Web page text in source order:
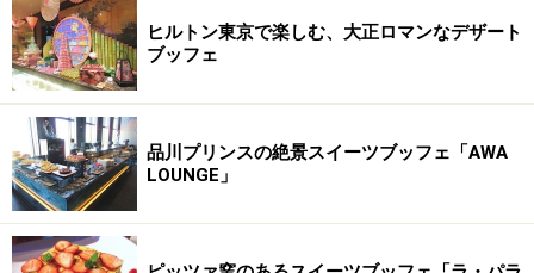
開業当時のメニュー表紙は、海賊のバイキングを意識したイ
ラスト
当時の帝国ホテル支配人である犬丸徹三氏から命が下っ
たとは、力の入れようが感じられる。当時から本格的な
欧風料理を提供していた。
ヒルトン東京で楽しむ、大正ロマンなデザート
ブッフェ
品川プリンスの絶景スイーツブッフェ「AWA
LOUNGE」